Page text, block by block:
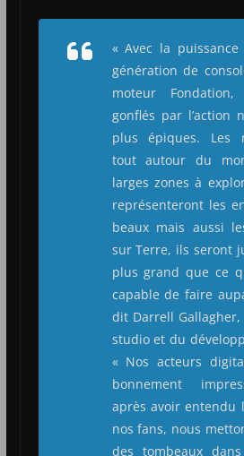
« Avec la
génération de
moteur
gonflés par l’action
plus épiques. Les
tout autour du
larges zones à
représenteront les
beaux mais aussi
sur Terre, ils seront
plus grand que ce
capable de faire
dit Darrell
studio et du
« Nos acteurs
bonnement
après avoir entendu
nos fans, nous
des tombeaux